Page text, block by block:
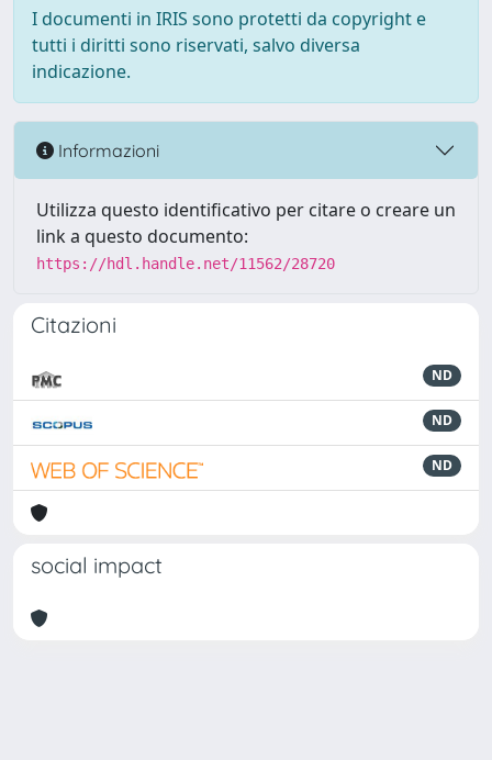
I documenti in IRIS sono protetti da copyright e
tutti i diritti sono riservati, salvo diversa
indicazione.
Informazioni
Utilizza questo identificativo per citare o creare un
link a questo documento:
https://hdl.handle.net/11562/28720
Citazioni
ND
ND
ND
social impact